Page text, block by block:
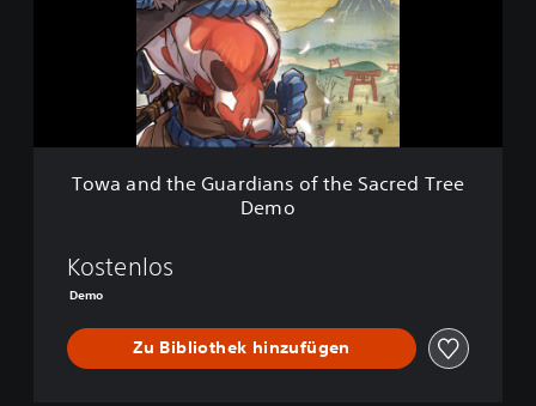
u
Towa and the Guardians of the Sacred Tree
Demo
Kostenlos
Demo
Zu Bibliothek hinzufügen